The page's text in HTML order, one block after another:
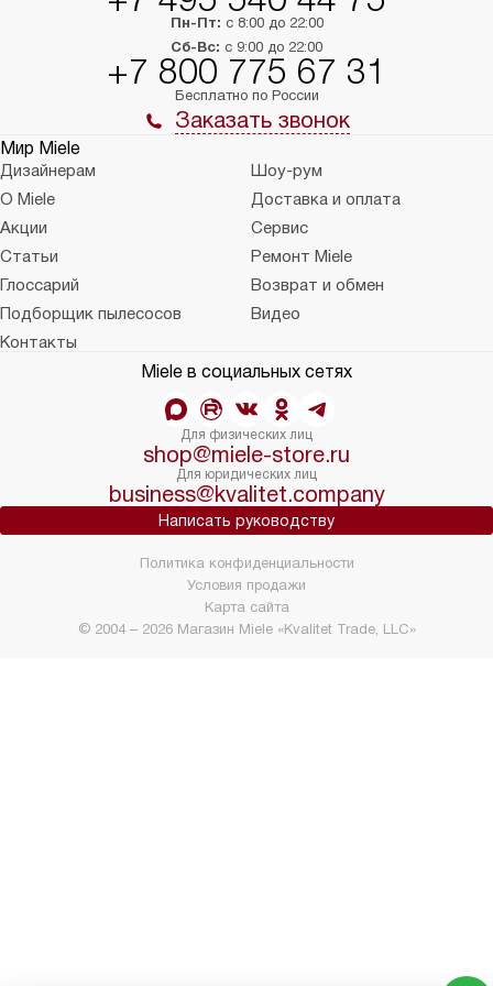
Пн-Пт: с 8:00 до 22:00
Сб-Вс: с 9:00 до 22:00
+7 800 775 67 31
Бесплатно по России
Заказать звонок
Мир Miele
Дизайнерам
Шоу-рум
О Miele
Доставка и оплата
Акции
Сервис
Статьи
Ремонт Miele
Глоссарий
Возврат и обмен
Подборщик пылесосов
Видео
Контакты
Miele в социальных сетях
Для физических лиц
shop@miele-store.ru
Для юридических лиц
business@kvalitet.company
Написать руководству
© 2004 – 2026 Магазин Miele «Kvalitet Trade, LLC»
Политика конфиденциальности
Условия продажи
Карта сайта